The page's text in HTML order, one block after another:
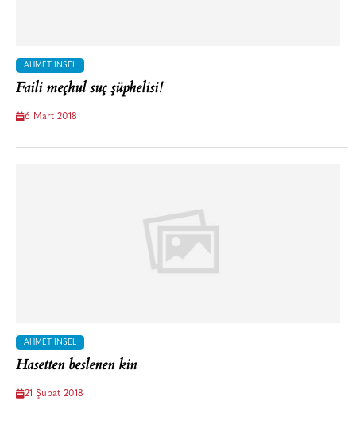
AHMET İNSEL
Faili meçhul suç şüphelisi!
6 Mart 2018
AHMET İNSEL
Hasetten beslenen kin
21 Şubat 2018